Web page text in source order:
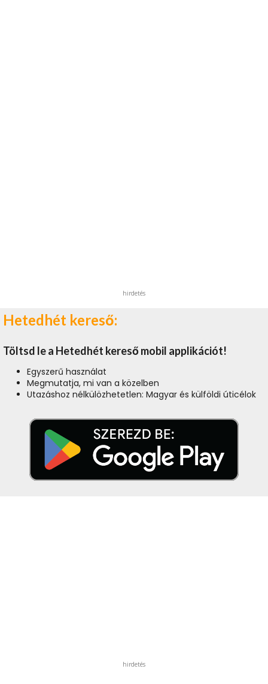
hirdetés
Hetedhét kereső:
Töltsd le a Hetedhét kereső mobil applikációt!
Egyszerű használat
Megmutatja, mi van a közelben
Utazáshoz nélkülözhetetlen: Magyar és külföldi úticélok
hirdetés